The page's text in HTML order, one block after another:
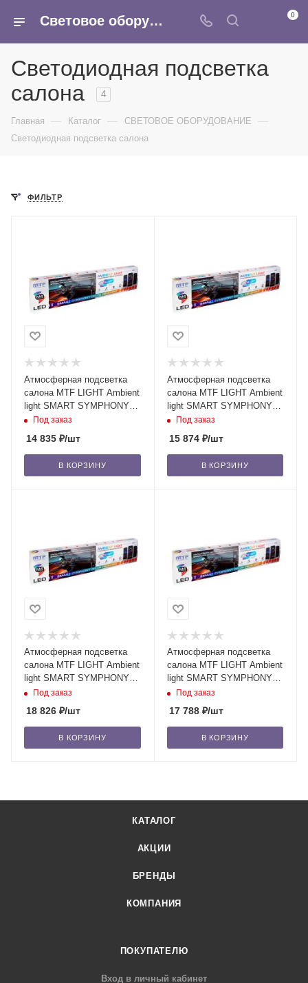
Световое оборудование - купить оптом в интернет-магазине Армина 0
Светодиодная подсветка
салона
4
Главная — Каталог — СВЕТОВОЕ ОБОРУДОВАНИЕ —
Светодиодная подсветка салона
ФИЛЬТР
Атмосферная подсветка
салона MTF LIGHT Ambient
light SMART SYMPHONY
M4 voice edition, 18 элем
Под заказ
14 835 ₽/шт
В КОРЗИНУ
Атмосферная подсветка
салона MTF LIGHT Ambient
light SMART SYMPHONY
M4 voice edition, 18 элем.
Под заказ
15 874₽/шт
В КОРЗИНУ
Атмосферная подсветка
салона MTF LIGHT Ambient
light SMART SYMPHONY
M4 voice edition, 24 элем.,
Под заказ
18 826 ₽/шт
В КОРЗИНУ
Атмосферная подсветка
салона MTF LIGHT Ambient
light SMART SYMPHONY
M4 voice edition, 24 элем.,
Под заказ
17 788₽/шт
В КОРЗИНУ
КАТАЛОГ
АКЦИИ
БРЕНДЫ
КОМПАНИЯ
ПОКУПАТЕЛЮ
Вход в личный кабинет